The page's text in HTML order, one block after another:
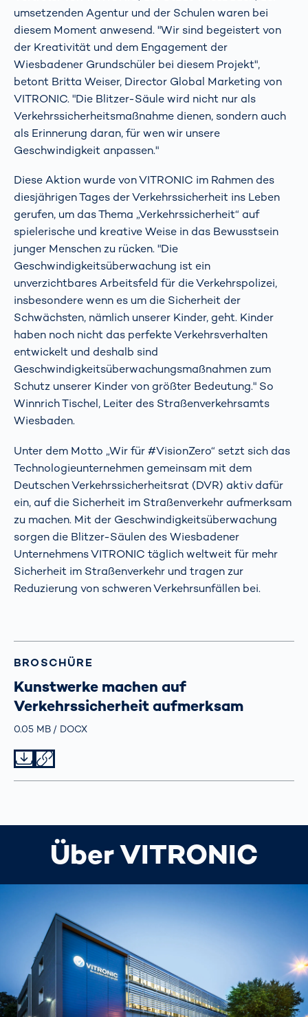
umsetzenden Agentur und der Schulen waren bei
diesem Moment anwesend. "Wir sind begeistert von
der Kreativität und dem Engagement der
Wiesbadener Grundschüler bei diesem Projekt",
betont Britta Weiser, Director Global Marketing von
VITRONIC. "Die Blitzer-Säule wird nicht nur als
Verkehrssicherheitsmaßnahme dienen, sondern auch
als Erinnerung daran, für wen wir unsere
Geschwindigkeit anpassen."
Diese Aktion wurde von VITRONIC im Rahmen des
diesjährigen Tages der Verkehrssicherheit ins Leben
gerufen, um das Thema „Verkehrssicherheit“ auf
spielerische und kreative Weise in das Bewusstsein
junger Menschen zu rücken. "Die
Geschwindigkeitsüberwachung ist ein
unverzichtbares Arbeitsfeld für die Verkehrspolizei,
insbesondere wenn es um die Sicherheit der
Schwächsten, nämlich unserer Kinder, geht. Kinder
haben noch nicht das perfekte Verkehrsverhalten
entwickelt und deshalb sind
Geschwindigkeitsüberwachungsmaßnahmen zum
Schutz unserer Kinder von größter Bedeutung." So
Winnrich Tischel, Leiter des Straßenverkehrsamts
Wiesbaden.
Unter dem Motto „Wir für #VisionZero“ setzt sich das
Technologieunternehmen gemeinsam mit dem
Deutschen Verkehrssicherheitsrat (DVR) aktiv dafür
ein, auf die Sicherheit im Straßenverkehr aufmerksam
zu machen. Mit der Geschwindigkeitsüberwachung
sorgen die Blitzer-Säulen des Wiesbadener
Unternehmens VITRONIC täglich weltweit für mehr
Sicherheit im Straßenverkehr und tragen zur
Reduzierung von schweren Verkehrsunfällen bei.
BROSCHÜRE
Kunstwerke machen auf
Verkehrssicherheit aufmerksam
Größe
0.05 MB TypDOCX
Über VITRONIC